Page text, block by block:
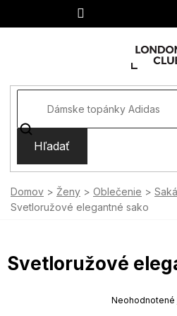
Hľadať
Domov Ženy Oblečenie
Svetloružové elegantné sako
Svetloružové
Priemerné
Neohodnotené